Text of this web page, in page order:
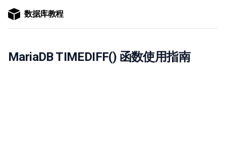
数据库教程
MariaDB TIMEDIFF() 函数使用指南